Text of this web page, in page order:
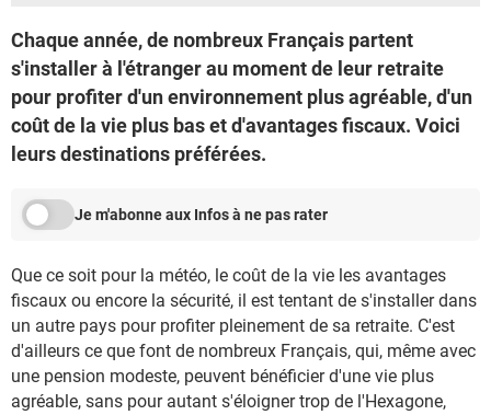
Chaque année, de nombreux Français partent
s'installer à l'étranger au moment de leur retraite
pour profiter d'un environnement plus agréable, d'un
coût de la vie plus bas et d'avantages fiscaux. Voici
leurs destinations préférées.
Je m'abonne aux Infos à ne pas rater
Que ce soit pour la météo, le coût de la vie les avantages
fiscaux ou encore la sécurité, il est tentant de s'installer dans
un autre pays pour profiter pleinement de sa retraite. C'est
d'ailleurs ce que font de nombreux Français, qui, même avec
une pension modeste, peuvent bénéficier d'une vie plus
agréable, sans pour autant s'éloigner trop de l'Hexagone,